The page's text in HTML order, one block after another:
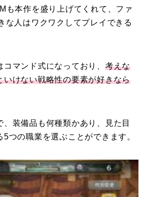
も本作を盛り上げてくれて、ファ
な人はワクワクしてプレイできる
マンド式になっており、 考えな
いけない戦略性の要素が好きなら
装備品も何種類かあり、見た目
5つの職業を選ぶことができます。